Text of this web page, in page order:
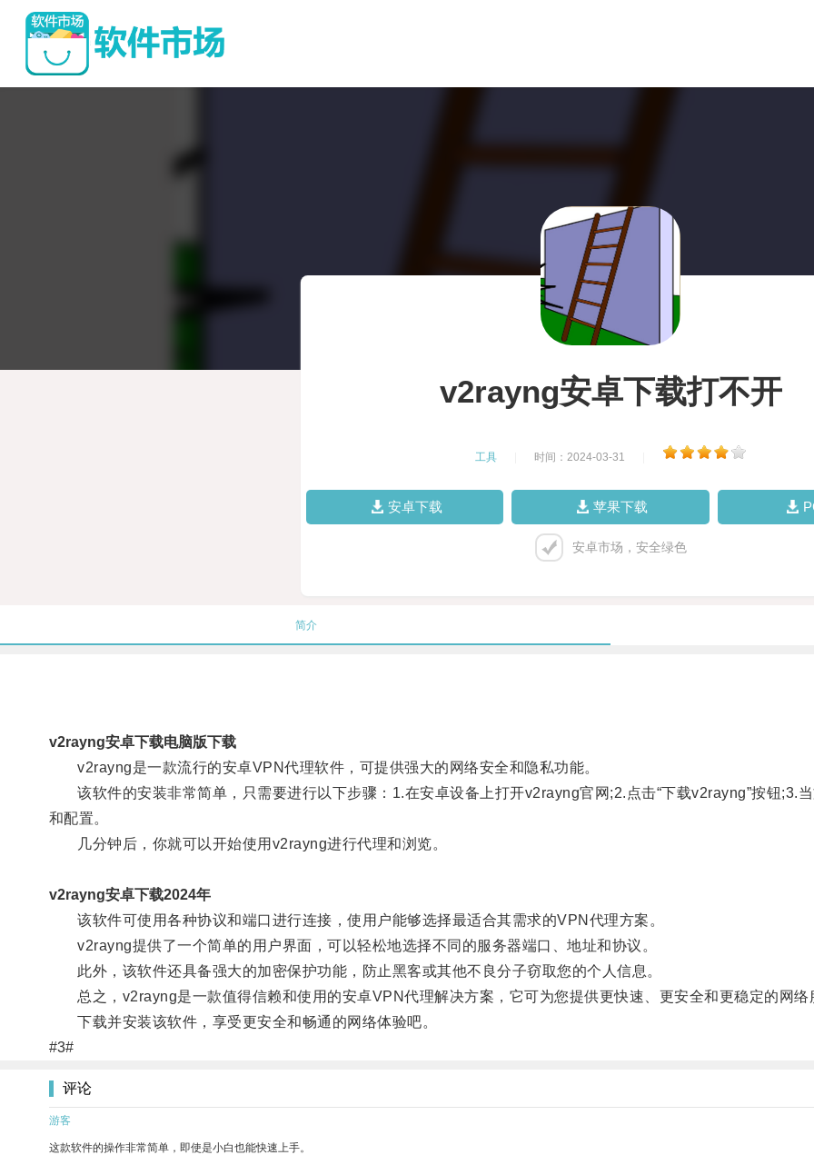
v2rayng安卓下载打不开
工具 时间：2024-03-31
安卓下载 苹果下载
安卓市场，安全绿色
简介
v2rayng安卓下载电脑版下载
v2rayng是一款流行的安卓VPN代理软件，可提供强大的网络安全和隐私功能。
该软件的安装非常简单，只需要进行以下步骤：1.在安卓设备上打开v2rayng官网;2.点击“下载v2rayng”按钮;3.当
和配置。
几分钟后，你就可以开始使用v2rayng进行代理和浏览。
v2rayng安卓下载2024年
该软件可使用各种协议和端口进行连接，使用户能够选择最适合其需求的VPN代理方案。
v2rayng提供了一个简单的用户界面，可以轻松地选择不同的服务器端口、地址和协议。
此外，该软件还具备强大的加密保护功能，防止黑客或其他不良分子窃取您的个人信息。
总之，v2rayng是一款值得信赖和使用的安卓VPN代理解决方案，它可为您提供更快速、更安全和更稳定的网络
下载并安装该软件，享受更安全和畅通的网络体验吧。
#3#
评论
游客
这款软件的操作非常简单，即使是小白也能快速上手。